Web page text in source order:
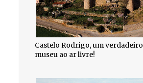
Castelo Rodrigo, um verdadeiro
museu ao ar livre!